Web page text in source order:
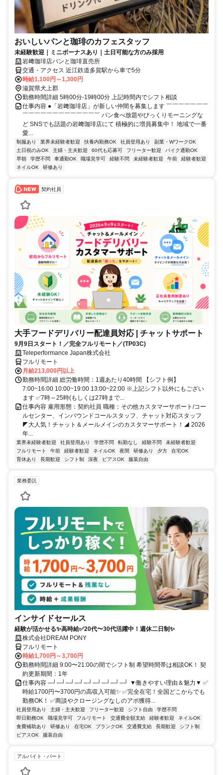
おいしいパンと珈琲のカフェスタッフ
未経験歓迎｜ミニボーナスあり｜土日可能な方のみ採用
岩﨑珈琲店パンと珈琲直売所
交通・アクセス 近江鉄道多賀駅から車で5分
時給1,100円～1,300円
滋賀県犬上郡
勤務時間詳細 5時00分-19時00分 上記時間内でシフト相談
仕事内容 ●「岩﨑珈琲店」が新しい仲間を募集します ￣￣￣￣￣￣￣
￣￣￣￣￣￣￣￣￣￣￣￣￣ パン食べ放題やびっくりモーニングな
ど SNSでも話題の岩﨑珈琲店にて 積極的に増員募集中！ 地域で一番
愛...
制服あり 業界未経験者歓迎 扶養内勤務OK 社員登用あり
副業・WワークOK
土日祝のみOK
主婦・主夫歓迎 60代も応募可 フリーター歓迎
バイク通勤OK
早朝
学歴不問 車通勤OK 職場見学可 経験不問 未経験者歓迎 午前
経験者歓迎
ネイルOK
研修あり
契約社員
大手フードデリバリー配達員対応 | チャットサポート
9月9日スタート！／完全フルリモート／(TP03C)
Teleperformance Japan株式会社
フルリモート
月給213,000円以上
勤務時間詳細 総労働時間：1週あたり40時間 【シフト例】
7:00~16:00 10:00~19:00 13:00~22:00 ※上記シフト以外にもござい
ます ✅7時～25時(もしくは27時まで...
仕事内容 雇用形態：契約社員 職種：その他カスタマーサポート/コー
ルセンター、インバウンドコールスタッフ、チャット対応スタッフ
◤大人気！チャット＆メールメインのカスタマーサポート！◢ 2026
年...
業界未経験者歓迎 社員登用あり 学歴不問 転勤なし 経験不問
未経験者歓迎
フルリモート
午前 経験者歓迎 ネイルOK 夜間 研修あり 夕方
在宅OK
育休あり
長期歓迎 シフト制 深夜 ピアスOK 服装自由
業務委託
インサイドセールス
経験が活かせる✨高時給✅20代〜30代活躍中！週休二日制✨
株式会社DREAM PONY
フルリモート
時給1,700円～3,700円
勤務時間詳細 9:00〜21:00の間でシフト制 希望時間帯は相談OK！ 契
約更新期間：1年
仕事内容 ─┘─┘─┘─┘─┘─┘─┘─┘─┘ ▼働きやすい理由＆魅力▼ ✅
時給1700円〜3700円の高収入可能✨ ✅完全在宅！全国どこからでも
勤務OK！ ✅商談やクロージングなしのアポ獲得...
社員登用あり 主婦・主夫歓迎 フリーター歓迎 シフト自由
学歴不問
即日勤務OK
職場見学可 フルリモート 交通費全額支給 経験者歓迎
ネイルOK
食費補助あり
研修あり 在宅OK ブランクOK 交通費支給 長期歓迎
シフト制
ピアスOK
服装自由
アルバイト・パート